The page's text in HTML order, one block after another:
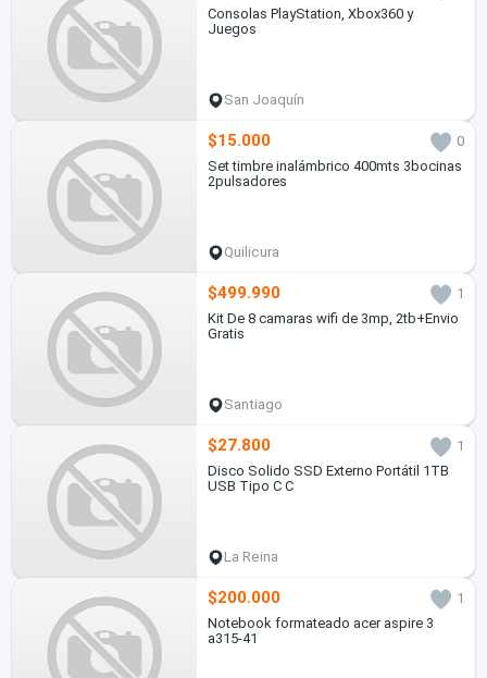
Consolas PlayStation, Xbox360 y
Juegos
San Joaquín
$15.000
0
Set timbre inalámbrico 400mts 3bocinas
2pulsadores
Quilicura
$499.990
1
Kit De 8 camaras wifi de 3mp, 2tb+Envio
Gratis
Santiago
$27.800
1
Disco Solido SSD Externo Portátil 1TB
USB Tipo C C
La Reina
$200.000
1
Notebook formateado acer aspire 3
a315-41